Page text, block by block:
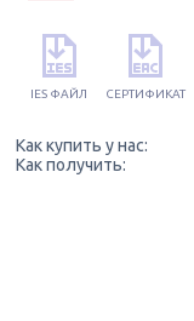
IES ФАЙЛ СЕРТИФИКАТ
Как купить у нас:
Как получить: